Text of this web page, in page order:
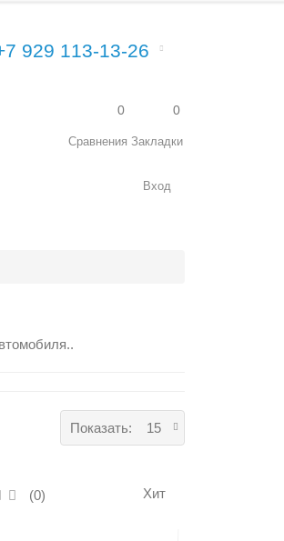
929 113-13-26
0
Закладки
0
Сравнения
Вход
Показать: 15
(0) Хит